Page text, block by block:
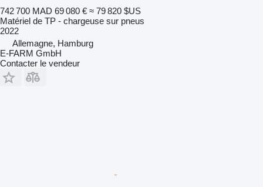
742 700 MAD 69 080 € ≈ 79 820 $US
Matériel de TP - chargeuse sur pneus
2022
Allemagne, Hamburg
E-FARM GmbH
Contacter le vendeur